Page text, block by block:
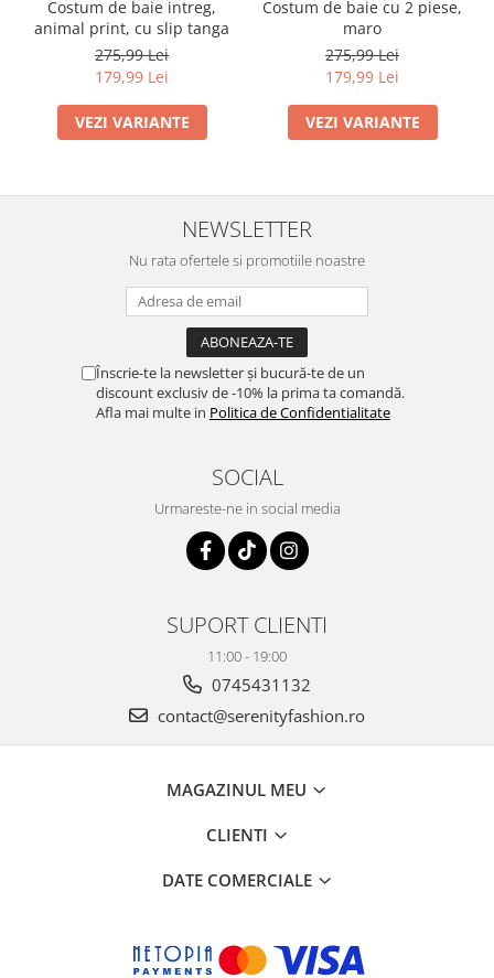
Costum de baie intreg,
animal print, cu slip tanga
275,99 Lei
179,99 Lei
VEZI VARIANTE
Costum de baie cu 2 piese,
maro
275,99 Lei
179,99 Lei
VEZI VARIANTE
NEWSLETTER
Nu rata ofertele si promotiile noastre
Înscrie-te la newsletter și bucură-te de un
discount exclusiv de -10% la prima ta comandă.
Afla mai multe in Politica de Confidentialitate
SOCIAL
Urmareste-ne in social media
SUPORT CLIENTI
11:00 - 19:00
0745431132
contact@serenityfashion.ro
MAGAZINUL MEU
CLIENTI
DATE COMERCIALE